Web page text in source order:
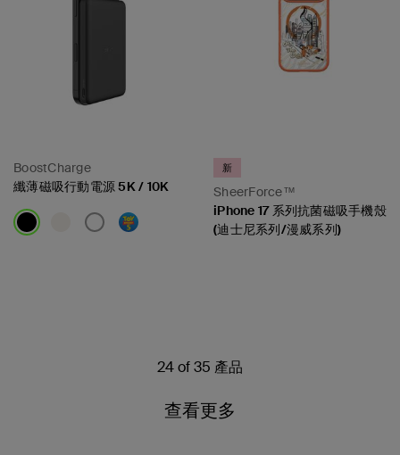
BoostCharge
纖薄磁吸行動電源 5K / 10K
SheerForce™
新
iPhone 17 系列抗菌磁吸手機殼
(迪士尼系列/漫威系列)
24 of 35 產品
查看更多